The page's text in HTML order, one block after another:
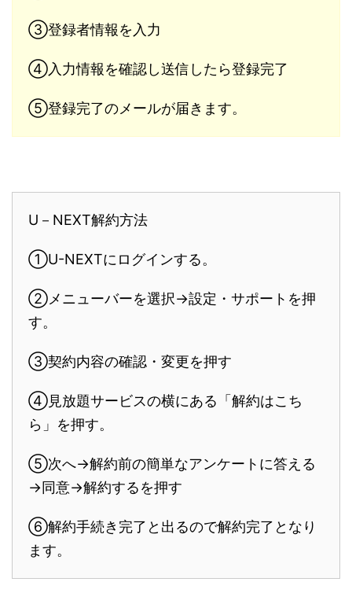
③登録者情報を入力
④入力情報を確認し送信したら登録完了
⑤登録完了のメールが届きます。
U－NEXT解約方法
①U-NEXTにログインする。
②メニューバーを選択→設定・サポートを押
す。
③契約内容の確認・変更を押す
④見放題サービスの横にある「解約はこち
ら」を押す。
⑤次へ→解約前の簡単なアンケートに答える
→同意→解約するを押す
⑥解約手続き完了と出るので解約完了となり
ます。